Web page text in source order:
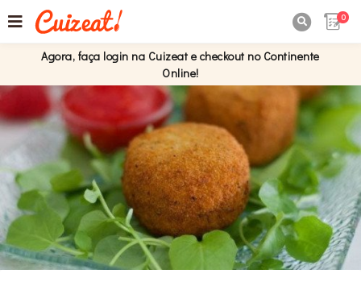
0
Agora, faça login na Cuizeat e checkout no Continente
Online!